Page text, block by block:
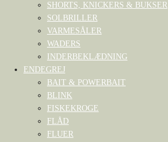
SHORTS, KNICKERS & BUKSER
SOLBRILLER
VARMESÅLER
WADERS
INDERBEKLÆDNING
ENDEGREJ
BAIT & POWERBAIT
BLINK
FISKEKROGE
FLÅD
FLUER